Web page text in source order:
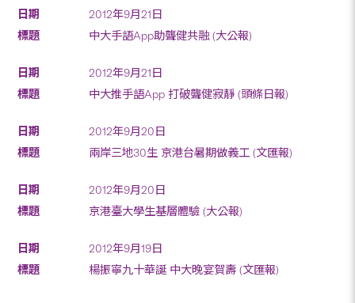
2012年9月21日
中大手語App助聾健共融 (大公報)
2012年9月21日
中大推手語App 打破聾健寂靜 (頭條日報)
2012年9月20日
兩岸三地30生 京港台暑期做義工 (文匯報)
2012年9月20日
京港臺大學生基層體驗 (大公報)
2012年9月19日
楊振寧九十華誕 中大晚宴賀壽 (文匯報)